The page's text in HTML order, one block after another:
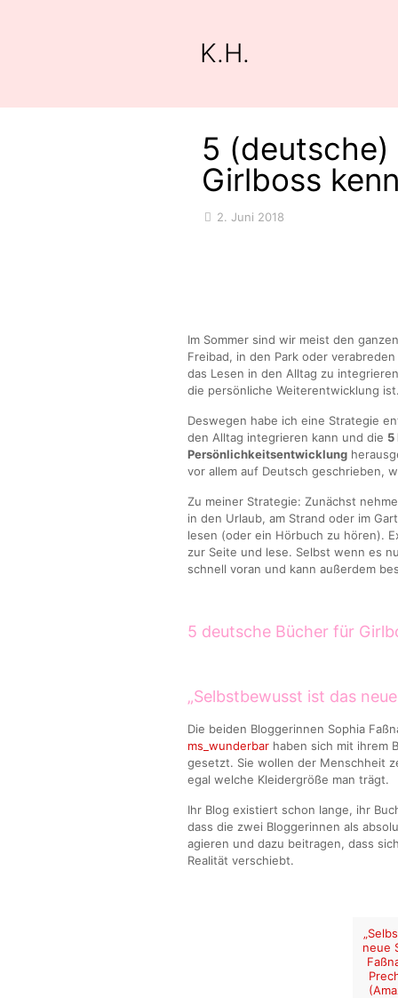
K.H.
5 (deutsche)
Girlboss
2. Juni 2018
Im Sommer sind wir meist den
Freibad, in den Park oder
das Lesen in den Alltag zu
die persönliche Weiterentwicklung
Deswegen habe ich eine Strategie
den Alltag integrieren kann und die 5
Persönlichkeitsentwicklung
vor allem auf Deutsch geschrieben,
Zu meiner Strategie: Zunächst
in den Urlaub, am Strand oder im
lesen (oder ein Hörbuch zu hören).
zur Seite und lese. Selbst wenn es
schnell voran und kann außerdem
5 deutsche Bücher für
„Selbstbewusst ist das
Die beiden Bloggerinnen Sophia
ms_wunderbarhaben sich mit ihrem
gesetzt. Sie wollen der Menschheit
egal welche Kleidergröße man trägt.
Ihr Blog existiert schon lange, ihr
dass die zwei Bloggerinnen als
agieren und dazu beitragen, dass
Realität verschiebt.
neue